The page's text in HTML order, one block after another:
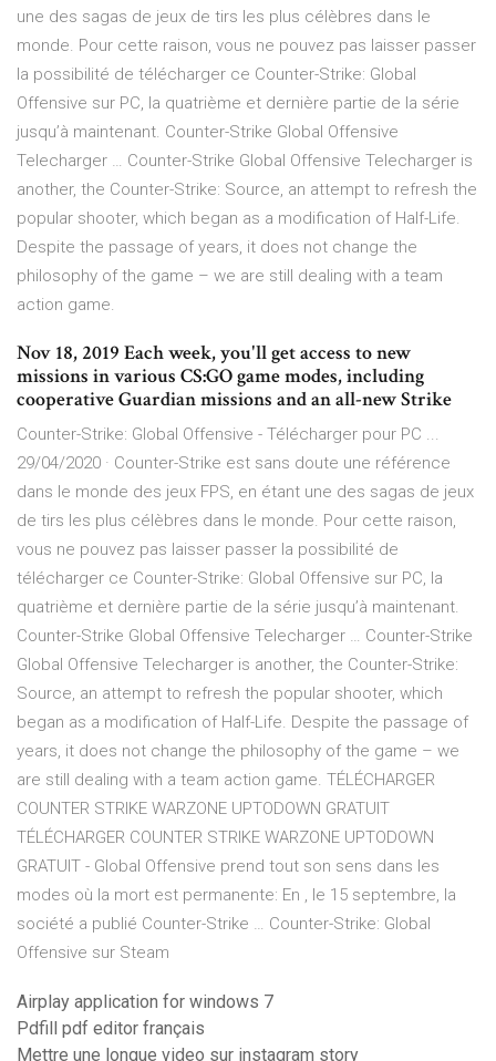
une des sagas de jeux de tirs les plus célèbres dans le
monde. Pour cette raison, vous ne pouvez pas laisser passer
la possibilité de télécharger ce Counter-Strike: Global
Offensive sur PC, la quatrième et dernière partie de la série
jusqu’à maintenant. Counter-Strike Global Offensive
Telecharger … Counter-Strike Global Offensive Telecharger is
another, the Counter-Strike: Source, an attempt to refresh the
popular shooter, which began as a modification of Half-Life.
Despite the passage of years, it does not change the
philosophy of the game – we are still dealing with a team
action game.
Nov 18, 2019 Each week, you'll get access to new
missions in various CS:GO game modes, including
cooperative Guardian missions and an all-new Strike
Counter-Strike: Global Offensive - Télécharger pour PC ...
29/04/2020 · Counter-Strike est sans doute une référence
dans le monde des jeux FPS, en étant une des sagas de jeux
de tirs les plus célèbres dans le monde. Pour cette raison,
vous ne pouvez pas laisser passer la possibilité de
télécharger ce Counter-Strike: Global Offensive sur PC, la
quatrième et dernière partie de la série jusqu’à maintenant.
Counter-Strike Global Offensive Telecharger … Counter-Strike
Global Offensive Telecharger is another, the Counter-Strike:
Source, an attempt to refresh the popular shooter, which
began as a modification of Half-Life. Despite the passage of
years, it does not change the philosophy of the game – we
are still dealing with a team action game. TÉLÉCHARGER
COUNTER STRIKE WARZONE UPTODOWN GRATUIT
TÉLÉCHARGER COUNTER STRIKE WARZONE UPTODOWN
GRATUIT - Global Offensive prend tout son sens dans les
modes où la mort est permanente: En , le 15 septembre, la
société a publié Counter-Strike … Counter-Strike: Global
Offensive sur Steam
Airplay application for windows 7
Pdfill pdf editor français
Mettre une longue video sur instagram story